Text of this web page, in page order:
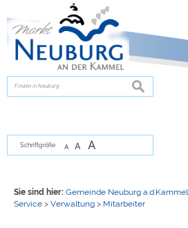
zur Navigationoder
suchen
Schriftgröße A A A
Sie sind hier: Gemeinde Neuburg a.d.Kammel
Service> Verwaltung> Mitarbeiter